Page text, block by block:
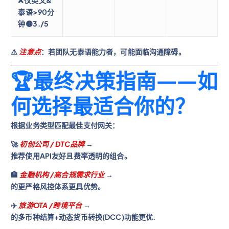
泰语>90分
钟🟡3./5
⚠️ 注意点：若团队无泰语能力者，可能面临沟通障碍。
🏆最终决策指南——如
何选择最适合你的？
根据业务类型匹配最佳支付网关：
🚀初创公司 / DTC品牌→
推荐使用API友好且费率透明的组合。
🏦 金融机构 /高合规需求行业→
的更严格风控体系更具优势。
✈️ 旅游OTA /跨境平台→
的多币种结算+动态货币转换(DCC)功能更优.